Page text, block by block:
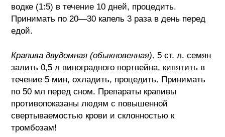
водке (1:5) в течение 10 дней, процедить.
Принимать по 20—30 капель 3 раза в день перед
едой.
Крапива двудомная (обыкновенная). 5 ст. л. семян
залить 0,5 л виноградного портвейна, кипятить в
течение 5 мин, охладить, процедить. Принимать
по 50 мл перед сном. Препараты крапивы
противопоказаны людям с повышенной
свертываемостью крови и склонностью к
тромбозам!